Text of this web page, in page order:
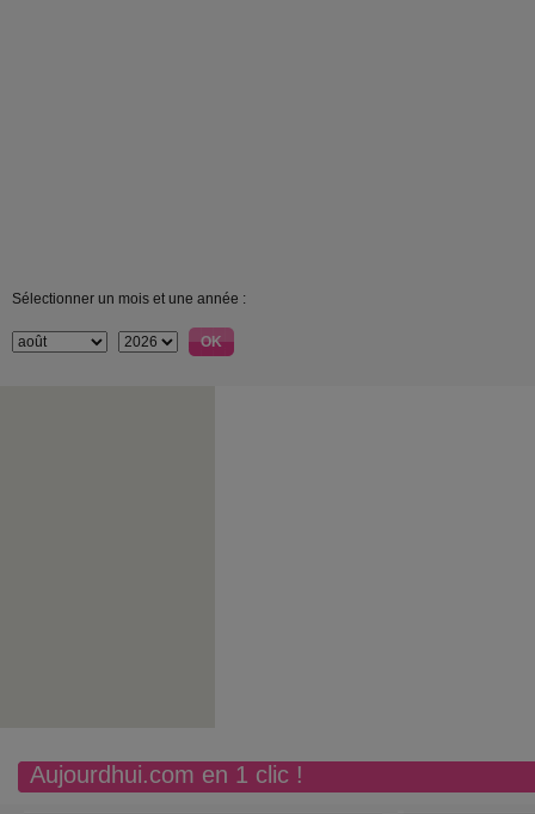
Sélectionner un mois et une année :
Aujourdhui.com en 1 clic !